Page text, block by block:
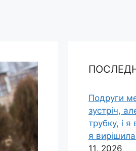
Подруги
зустріч,
трубку, і я
я
11, 2026